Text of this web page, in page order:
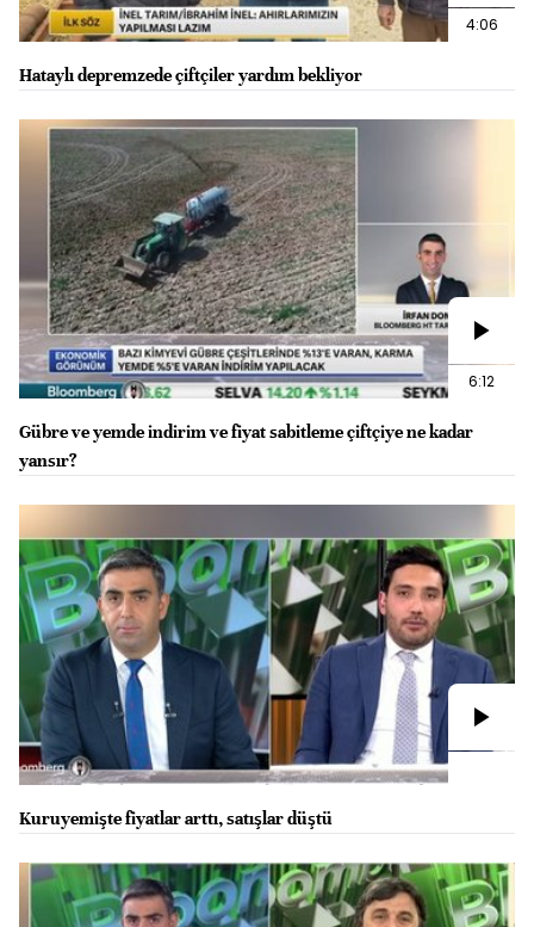
4:06
Hataylı depremzede çiftçiler yardım bekliyor
6:12
Gübre ve yemde indirim ve fiyat sabitleme çiftçiye ne kadar
yansır?
Kuruyemişte fiyatlar arttı, satışlar düştü